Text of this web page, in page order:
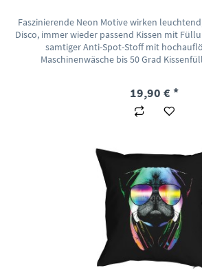
Faszinierende Neon Motive wirken
Disco, immer wieder passend Kissen mit
samtiger Anti-Spot-Stoff mit
Maschinenwäsche bis 50 Grad
19,90 € *